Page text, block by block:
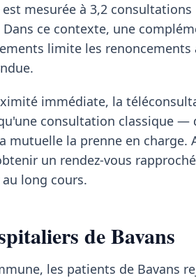
mesurée à 3,2
Dans ce contexte, une
limite les renoncements
immédiate, la
consultation classique —
mutuelle la prenne en charge.
un rendez-vous
long cours.
de Bavans
les patients de Bavans